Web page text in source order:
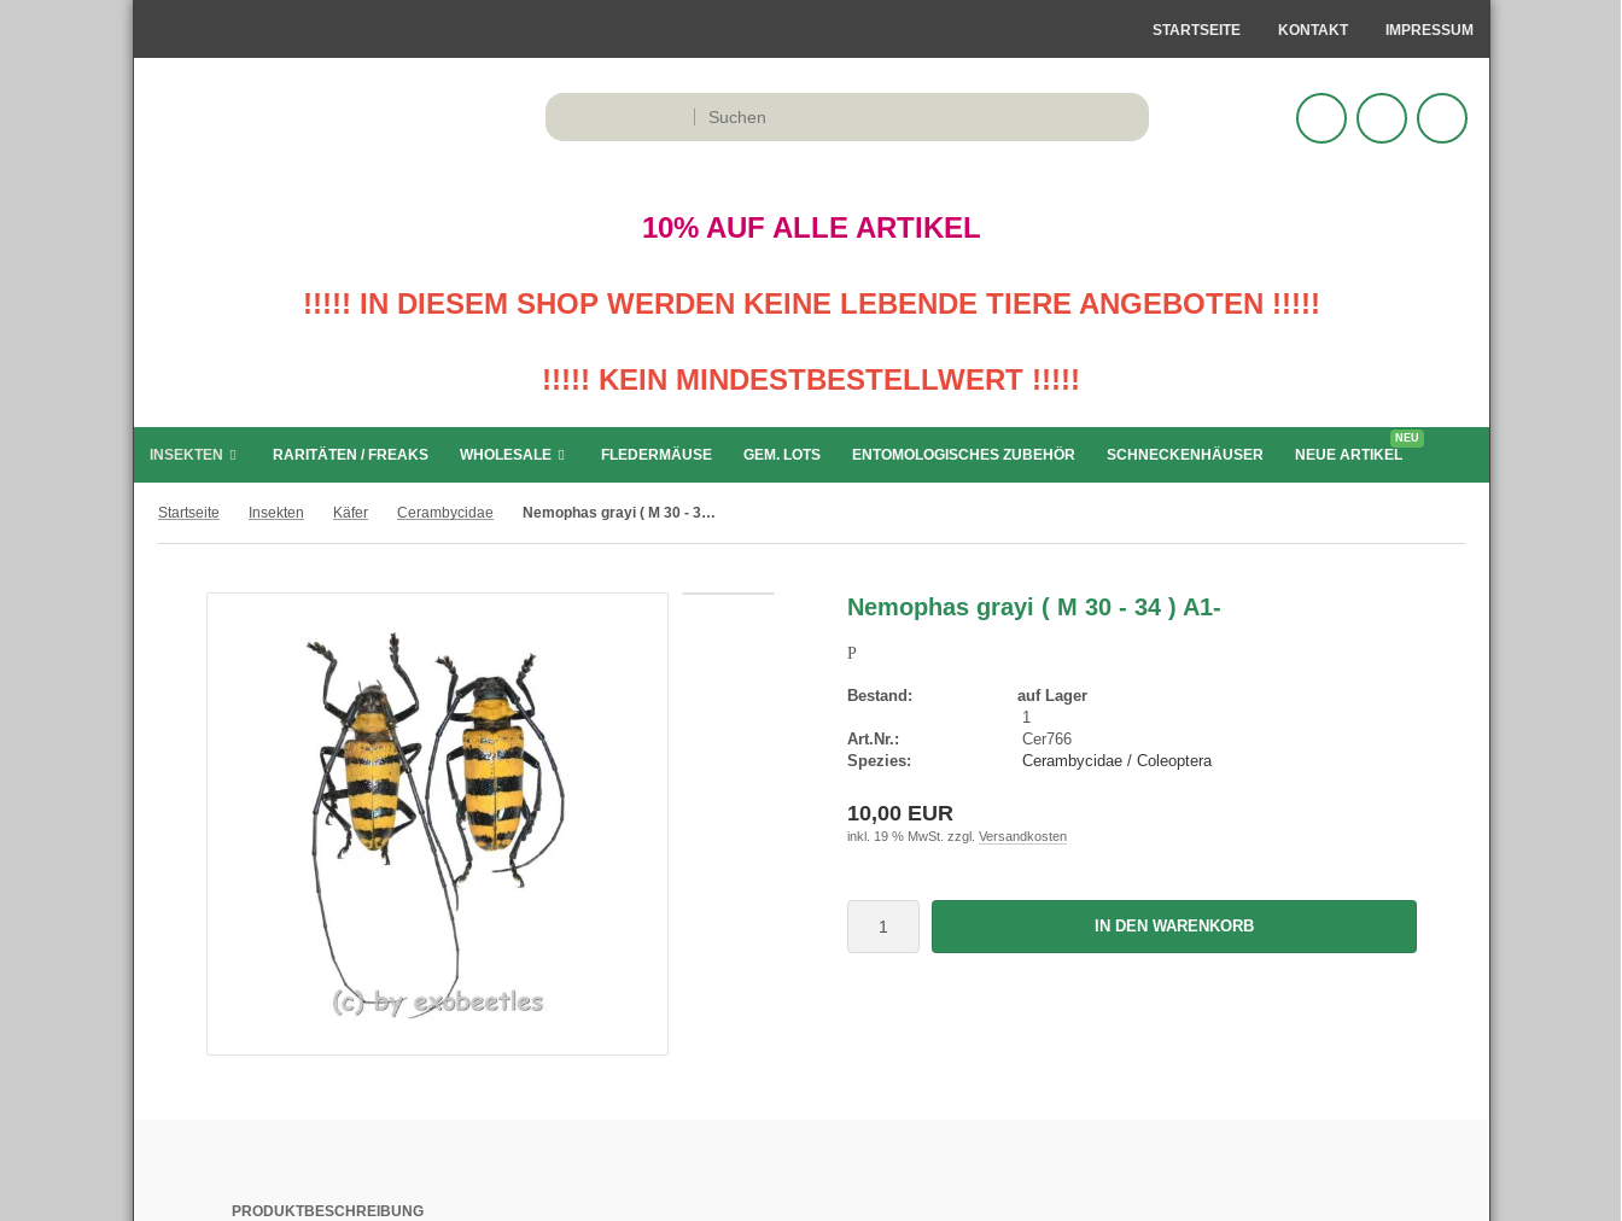
STARTSEITE KONTAKT IMPRESSUM
10% AUF ALLE ARTIKEL
!!!!! IN DIESEM SHOP WERDEN KEINE LEBENDE TIERE ANGEBOTEN !!!!!
!!!!! KEIN MINDESTBESTELLWERT !!!!!
INSEKTEN RARITÄTEN / FREAKS WHOLESALE FLEDERMÄUSE GEM. LOTS ENTOMOLOGISCHES ZUBEHÖR SCHNECKENHÄUSER NEUE ARTIKEL
NEU
Startseite Insekten Käfer Cerambycidae Nemophas grayi ( M 30 - 34 ) A1-
Nemophas grayi ( M 30 - 34 ) A1-
P
Bestand:
auf Lager
1
Art.Nr.:
Cer766
Spezies:
Cerambycidae / Coleoptera
10,00 EUR
inkl. 19 % MwSt. zzgl. Versandkosten
IN DEN WARENKORB
PRODUKTBESCHREIBUNG